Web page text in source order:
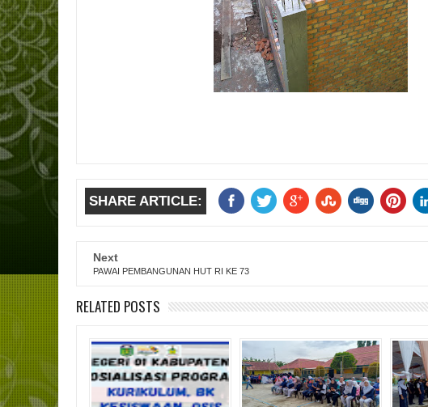
SHARE ARTICLE:
Next
PAWAI PEMBANGUNAN HUT RI KE 73
RELATED POSTS